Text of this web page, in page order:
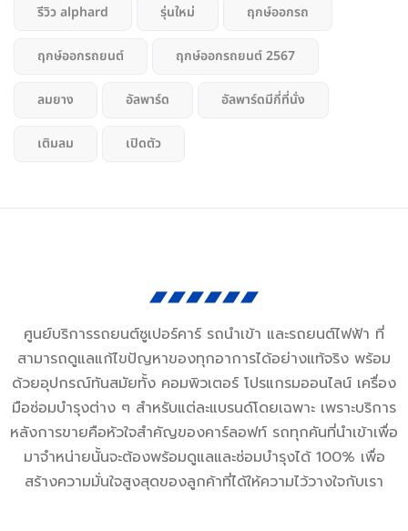
รีวิว alphard รุ่นใหม่ ฤกษ์ออกรถ
ฤกษ์ออกรถยนต์ ฤกษ์ออกรถยนต์ 2567
ลมยาง อัลพาร์ด อัลพาร์ดมีกี่ที่นั่ง
เติมลม เปิดตัว
ศูนย์บริการรถยนต์ซูเปอร์คาร์ รถนำเข้า และรถยนต์ไฟฟ้า ที่
สามารถดูแลแก้ไขปัญหาของทุกอาการได้อย่างแท้จริง พร้อม
ด้วยอุปกรณ์ทันสมัยทั้ง คอมพิวเตอร์ โปรแกรมออนไลน์ เครื่อง
มือซ่อมบำรุงต่าง ๆ สำหรับแต่ละแบรนด์โดยเฉพาะ เพราะบริการ
หลังการขายคือหัวใจสำคัญของคาร์ลอฟท์ รถทุกคันที่นำเข้าเพื่อ
มาจำหน่ายนั้นจะต้องพร้อมดูแลและซ่อมบำรุงได้ 100% เพื่อ
สร้างความมั่นใจสูงสุดของลูกค้าที่ได้ให้ความไว้วางใจกับเรา